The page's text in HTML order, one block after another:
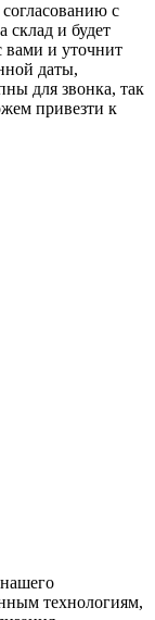
с
склад и будет
вами и уточнит
даты,
для звонка, так
привезти к
технологиям,